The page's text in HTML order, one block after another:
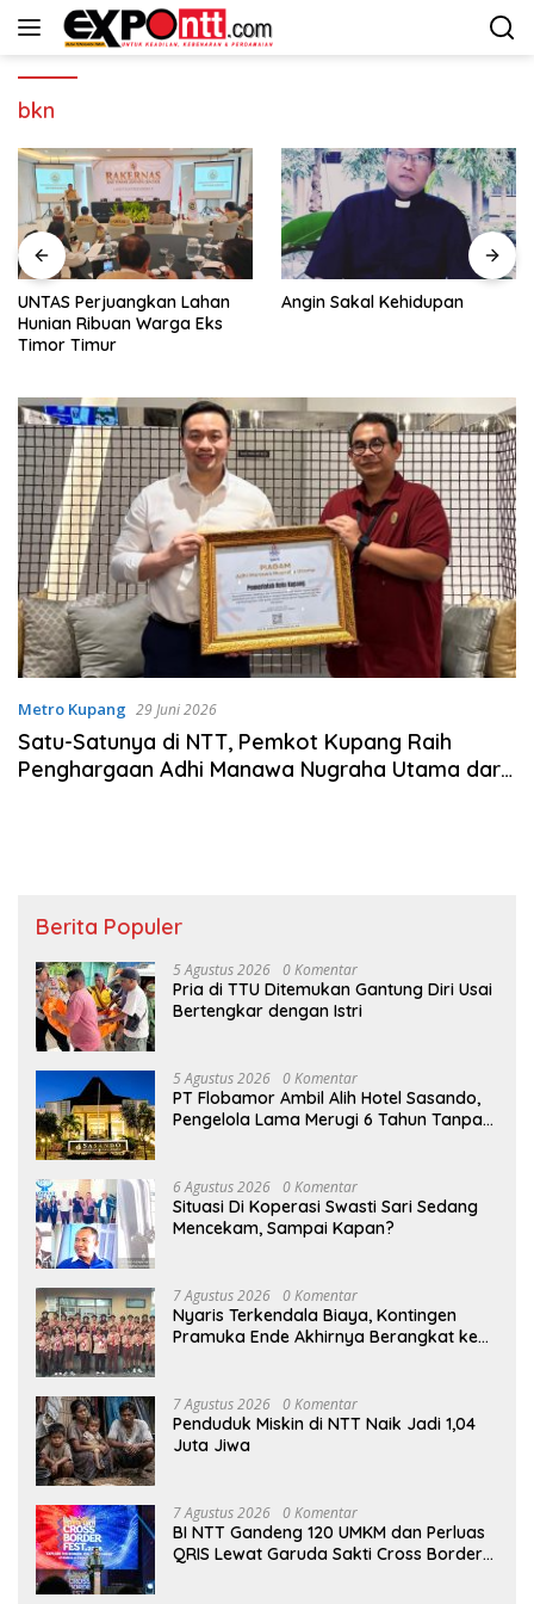
Langsung
bkn
UNTAS Perjuangkan Lahan
Hunian Ribuan Warga Eks
Timor Timur
Angin Sakal Kehidupan
Metro Kupang 29 Juni 2026
Satu-Satunya di NTT, Pemkot Kupang Raih
Penghargaan Adhi Manawa Nugraha Utama dari
Berita Populer
5 Agustus 2026 0 Komentar
Pria di TTU Ditemukan Gantung Diri Usai
Bertengkar dengan Istri
5 Agustus 2026 0 Komentar
PT Flobamor Ambil Alih Hotel Sasando,
Pengelola Lama Merugi 6 Tahun Tanpa
6 Agustus 2026 0 Komentar
Situasi Di Koperasi Swasti Sari Sedang
Mencekam, Sampai Kapan?
7 Agustus 2026 0 Komentar
Nyaris Terkendala Biaya, Kontingen
Pramuka Ende Akhirnya Berangkat ke
7 Agustus 2026 0 Komentar
Penduduk Miskin di NTT Naik Jadi 1,04
Juta Jiwa
7 Agustus 2026 0 Komentar
BI NTT Gandeng 120 UMKM dan Perluas
QRIS Lewat Garuda Sakti Cross Border